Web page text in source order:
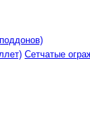
Сетчатые